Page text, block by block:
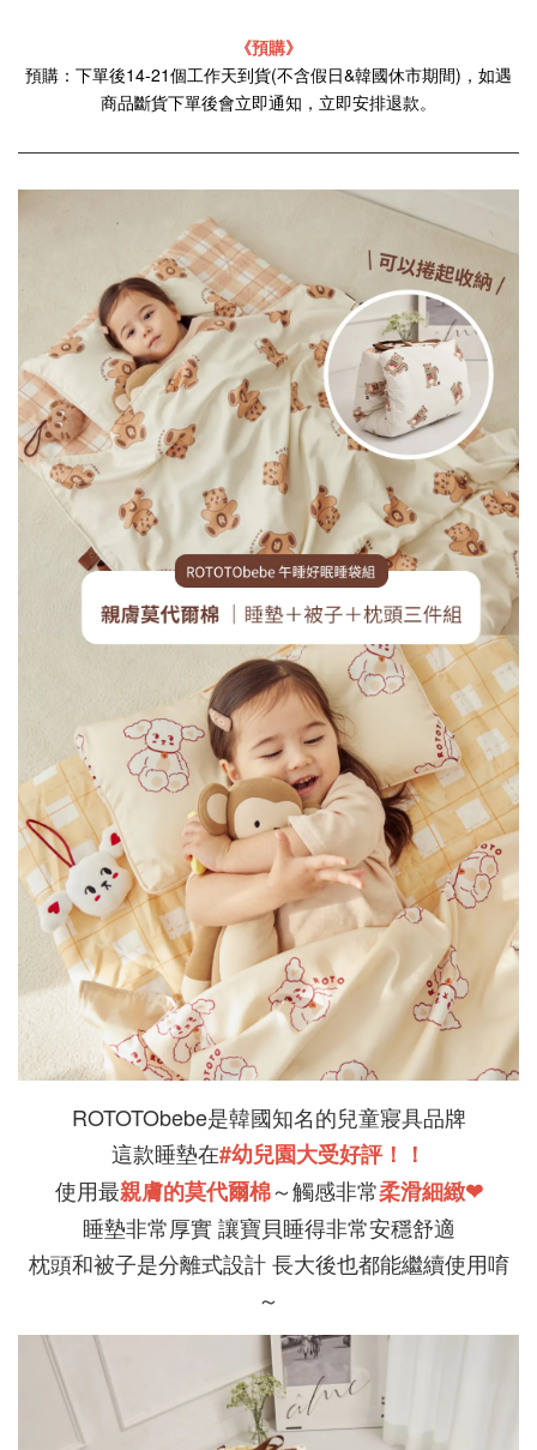
《預購》
預購：下單後14-21個工作天到貨(不含假日&韓國休市期間)，如遇
商品斷貨下單後會立即通知，立即安排退款。
ROTOTObebe是韓國知名的兒童寢具品牌
這款睡墊在#幼兒園大受好評！！
使用最親膚的莫代爾棉～觸感非常柔滑細緻❤
睡墊非常厚實 讓寶貝睡得非常安穩舒適
枕頭和被子是分離式設計 長大後也都能繼續使用唷
～